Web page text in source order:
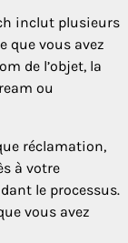
inclut plusieurs
que vous avez
de l’objet, la
ou
réclamation,
à votre
le processus.
vous avez